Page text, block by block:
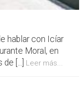
hablar con Icíar
Moral, en
[...]
Leer más...